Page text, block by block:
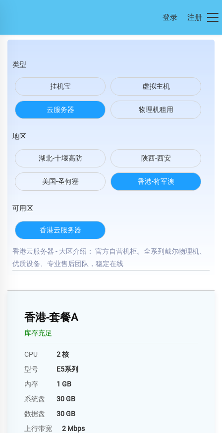
登录 注册
类型
挂机宝 虚拟主机
云服务器 物理机租用
地区
湖北-十堰高防 陕西-西安
美国-圣何塞 香港-将军澳
可用区
香港云服务器
香港云服务器 - 大区介绍： 官方自营机柜。全系列戴尔物理机、
优质设备、专业售后团队，稳定在线
香港-套餐A
库存充足
CPU
2 核
型号
E5系列
内存
1 GB
系统盘
30 GB
数据盘
30 GB
上行带宽
2 Mbps